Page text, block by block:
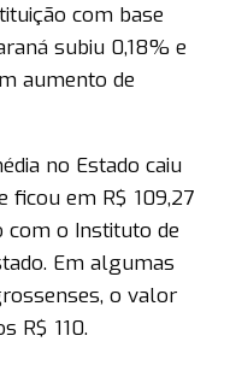
com base
subiu 0,18% e
aumento de
no Estado caiu
ficou em R$ 109,27
com o Instituto de
Em algumas
o valor
R$ 110.